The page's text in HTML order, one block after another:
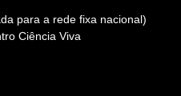
para a rede fixa nacional)
Ciência Viva